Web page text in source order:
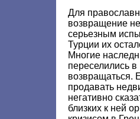
Для
возвращение
серьезным
Турции их
Многие
переселились
возвращаться.
продавать
негативно
близких к ней